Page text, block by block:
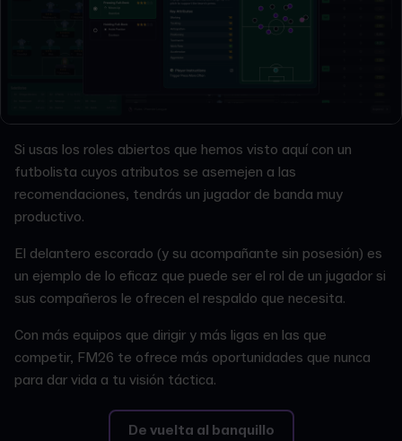
Si usas los roles abiertos que hemos visto aquí con un
futbolista cuyos atributos se asemejen a las
recomendaciones, tendrás un jugador de banda muy
productivo.
El delantero escorado (y su acompañante sin posesión) es
un ejemplo de lo eficaz que puede ser el rol de un jugador si
sus compañeros le ofrecen el respaldo que necesita.
Con más equipos que dirigir y más ligas en las que
competir, FM26 te ofrece más oportunidades que nunca
para dar vida a tu visión táctica.
De vuelta al banquillo